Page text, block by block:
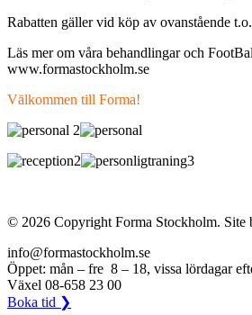
Rabatten gäller vid köp av ovanstående
Läs mer om våra behandlingar och
www.formastockholm.se
Välkommen till Forma!
© 2026 Copyright Forma Stockholm. Site
info@formastockholm.se
Öppet: mån – fre 8 – 18, vissa lördagar
Växel 08-658 23 00
Boka tid ❯